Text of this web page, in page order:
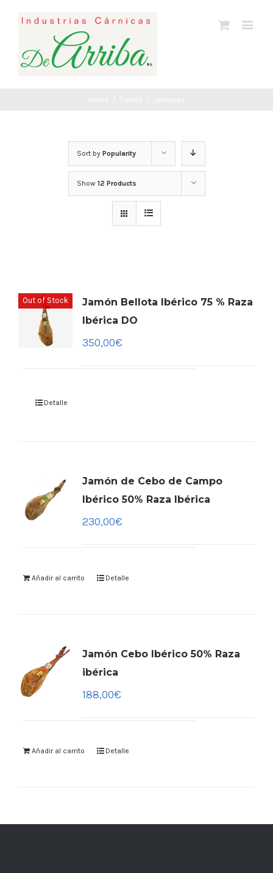
Sort by Popularity
Show 12 Products
Out of Stock
Jamón Bellota Ibérico 75 % Raza
Ibérica DO
350,00€
Detalle
Jamón de Cebo de Campo
Ibérico 50% Raza Ibérica
230,00€
Añadir al carrito Detalle
Jamón Cebo Ibérico 50% Raza
ibérica
188,00€
Añadir al carrito Detalle